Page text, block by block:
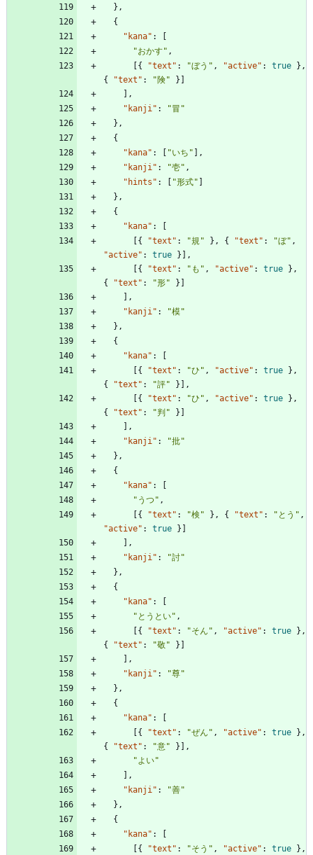
} ,
{
"kana" :
"おかす" ,
{ "text" : "ぼう" , "active" : true } ,
{
"text" : "険" }
,
"kanji" :
"冒"
} ,
{
"kana" : "いち"
,
"kanji" : "壱" ,
"hints" : "形式"
} ,
{
"kana" :
{ "text" : "規" } , { "text" : "ぼ" ,
"active" : true }
,
{ "text" : "も" , "active" : true } ,
{
"text" : "形" }
,
"kanji" :
"模"
} ,
{
"kana" :
{ "text" : "ひ" , "active" : true } ,
{
"text" : "評" }
,
{ "text" : "ひ" , "active" : true } ,
{
"text" : "判" }
,
"kanji" :
"批"
} ,
{
"kana" :
"うつ" ,
{ "text" : "検" } , { "text" : "とう" ,
"active" : true }
,
"kanji" :
"討"
} ,
{
"kana" :
"とうとい" ,
{ "text" : "そん" , "active" : true } ,
{
"text" : "敬" }
,
"kanji" :
"尊"
} ,
{
"kana" :
{ "text" : "ぜん" , "active" : true } ,
{
"text" : "意" }
,
"よい"
,
"kanji" :
"善"
} ,
{
"kana" :
{ "text" : "そう" , "active" : true } ,